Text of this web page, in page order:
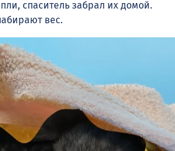
спаситель забрал их домой.
вес.